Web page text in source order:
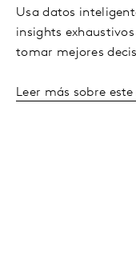
Usa datos
insights
tomar mejores
Leer más sobre este